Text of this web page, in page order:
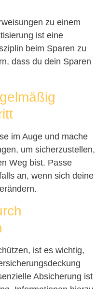
zu einem
ist eine
beim Sparen zu
dass du dein Sparen
im Auge und mache
um sicherzustellen,
Weg bist. Passe
an, wenn sich deine
ist es wichtig,
Absicherung ist